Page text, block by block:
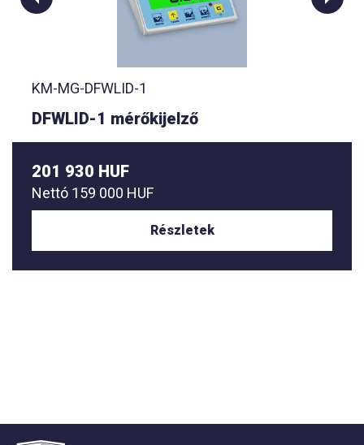
KM-MG-DFWLID-1
DFWLID-1 mérőkijelző
201 930 HUF
Nettó 159 000 HUF
Részletek